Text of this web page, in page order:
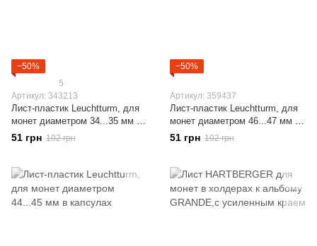
−50%
5
Артикул: 343213
Лист-пластик Leuchtturm, для
монет диаметром 34...35 мм в
капсулах
51 грн 102 грн
−50%
Артикул: 359437
Лист-пластик Leuchtturm, для
монет диаметром 46...47 мм в
капсулах
51 грн 102 грн